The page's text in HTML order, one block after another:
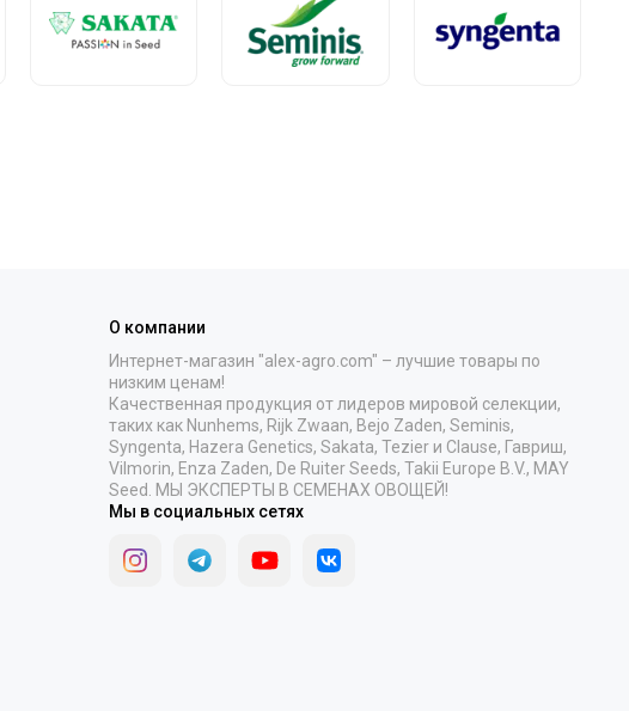
О компании
Интернет-магазин "alex-agro.com" – лучшие товары по
низким ценам!
Качественная продукция от лидеров мировой селекции,
таких как Nunhems, Rijk Zwaan, Bejo Zaden, Seminis,
Syngenta, Hazera Genetics, Sakata, Tezier и Clause, Гавриш,
Vilmorin, Enza Zaden, De Ruiter Seeds, Takii Europe B.V., MAY
Seed. МЫ ЭКСПЕРТЫ В СЕМЕНАХ ОВОЩЕЙ!
Мы в социальных сетях